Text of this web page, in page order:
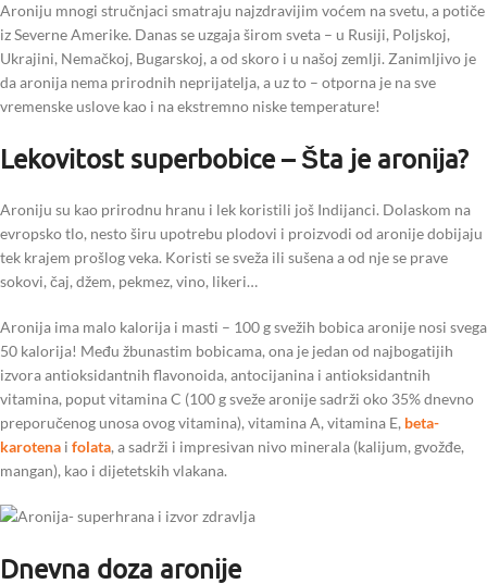
Aroniju mnogi stručnjaci smatraju najzdravijim voćem na svetu, a potiče
iz Severne Amerike. Danas se uzgaja širom sveta – u Rusiji, Poljskoj,
Ukrajini, Nemačkoj, Bugarskoj, a od skoro i u našoj zemlji. Zanimljivo je
da aronija nema prirodnih neprijatelja, a uz to – otporna je na sve
vremenske uslove kao i na ekstremno niske temperature!
Lekovitost superbobice – Šta je aronija?
Aroniju su kao prirodnu hranu i lek koristili još Indijanci. Dolaskom na
evropsko tlo, nesto širu upotrebu plodovi i proizvodi od aronije dobijaju
tek krajem prošlog veka. Koristi se sveža ili sušena a od nje se prave
sokovi, čaj, džem, pekmez, vino, likeri…
Aronija ima malo kalorija i masti – 100 g svežih bobica aronije nosi svega
50 kalorija! Među žbunastim bobicama, ona je jedan od najbogatijih
izvora antioksidantnih flavonoida, antocijanina i antioksidantnih
vitamina, poput vitamina C (100 g sveže aronije sadrži oko 35% dnevno
preporučenog unosa ovog vitamina), vitamina A, vitamina E, beta-
karotena i folata, a sadrži i impresivan nivo minerala (kalijum, gvožđe,
mangan), kao i dijetetskih vlakana.
Dnevna doza aronije